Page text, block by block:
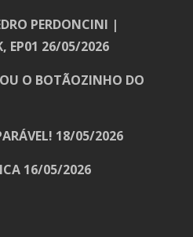
PERDONCINI |
EP01 26/05/2026
O BOTÃOZINHO DO
18/05/2026
16/05/2026